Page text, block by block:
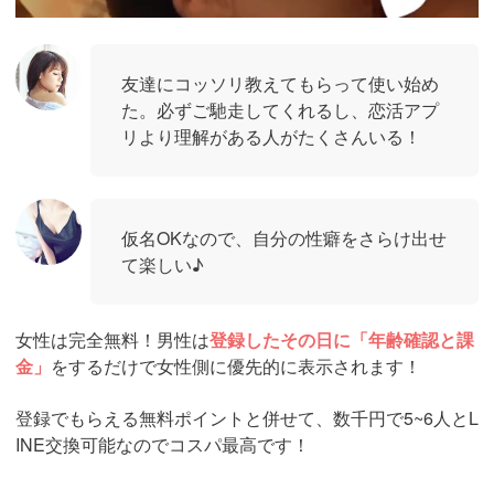
友達にコッソリ教えてもらって使い始め
た。必ずご馳走してくれるし、恋活アプ
リより理解がある人がたくさんいる！
仮名OKなので、自分の性癖をさらけ出せ
て楽しい♪
女性は完全無料！男性は登録したその日に「年齢確認と課
金」 をするだけで女性側に優先的に表示されます！
登録でもらえる無料ポイントと併せて、数千円で5~6人とL
INE交換可能なのでコスパ最高です！